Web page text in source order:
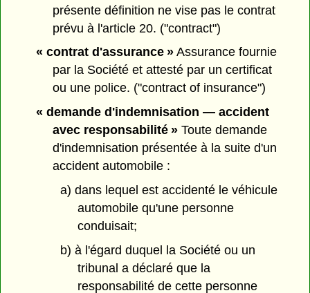
présente définition ne vise pas le contrat
prévu à l'article 20. ("contract")
« contrat d'assurance »Assurance fournie
par la Société et attesté par un certificat
ou une police. ("contract of insurance")
« demande d'indemnisation — accident
avec responsabilité » Toute demande
d'indemnisation présentée à la suite d'un
accident automobile :
a) dans lequel est accidenté le véhicule
automobile qu'une personne
conduisait;
b) à l'égard duquel la Société ou un
tribunal a déclaré que la
responsabilité de cette personne